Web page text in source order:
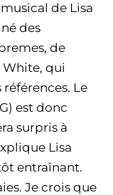
de Lisa
des
de
White, qui
Le
est donc
surpris à
Lisa
entraînant.
Je crois que